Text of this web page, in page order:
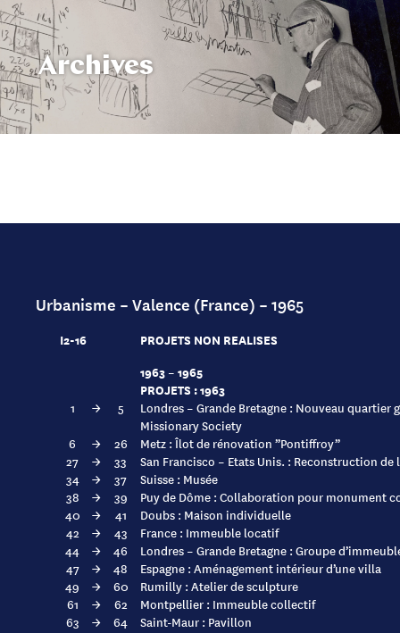
Archives
Urbanisme – Valence (France) – 1965
I2-16
PROJETS NON REALISES
1963 – 1965
PROJETS : 1963
1 → 5
Londres – Grande Bretagne : Nouveau quartier
Missionary Society
6
→ 26
Metz : Îlot de rénovation ”Pontiffroy”
27
→ 33
San Francisco – Etats Unis. : Reconstruction de
34
→ 37
Suisse : Musée
38
→ 39
Puy de Dôme : Collaboration pour monument
40
→ 41
Doubs : Maison individuelle
42
→ 43
France : Immeuble locatif
44
→ 46
Londres – Grande Bretagne : Groupe
47
→ 48
Espagne : Aménagement intérieur d’une villa
49
→ 60
Rumilly : Atelier de sculpture
61
→ 62
Montpellier : Immeuble collectif
63
→ 64
Saint-Maur : Pavillon